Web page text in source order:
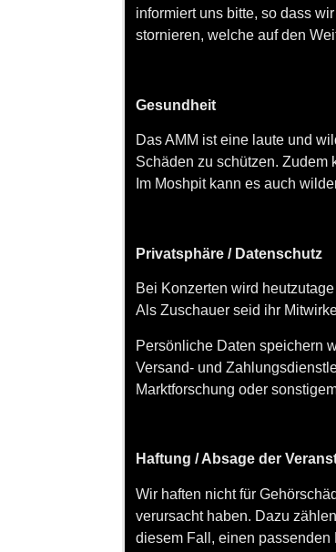
informiert uns bitte, so dass
stornieren, welche auf den
Gesundheit
Das AMM ist eine laute und
Schäden zu schützen. Zudem
Im Moshpit kann es auch
Privatsphäre / Datenschutz
Bei Konzerten wird
Als Zuschauer seid ihr
Persönliche Daten speichern
Versand- und
Marktforschung oder
Haftung / Absage der
Wir haften nicht für
verursacht haben. Dazu
diesem Fall, einen passenden